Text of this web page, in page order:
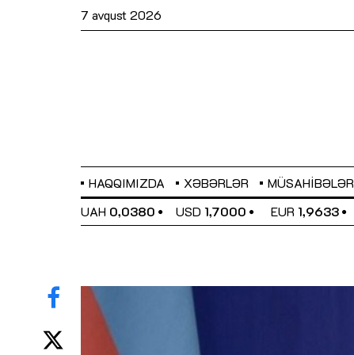
7 avqust 2026
HAQQIMIZDA XƏBƏRLƏR MÜSAHIBƏLƏR
UAH 0,0380 USD 1,7000 EUR 1,9633